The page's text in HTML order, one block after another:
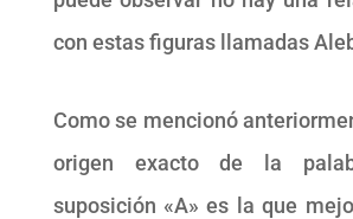
con estas figuras llamadas
Como se mencionó
origen exacto de la
suposición «A» es la que